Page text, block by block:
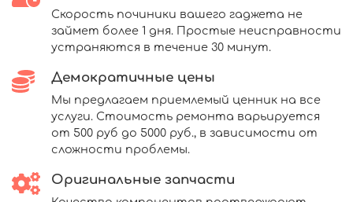
Скорость починики вашего гаджета не
займет более 1 дня. Простые неисправности
устраняются в течение 30 минут.
Демократичные цены
Мы предлагаем приемлемый ценник на все
услуги. Стоимость ремонта варьируется
от 500 руб до 5000 руб., в зависимости от
сложности проблемы.
Оригинальные запчасти